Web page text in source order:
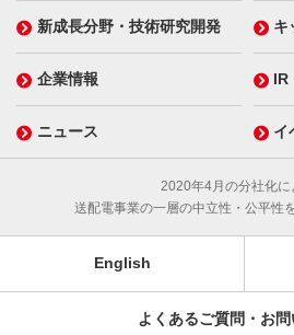
新成長分野・技術研究開発 キ
企業情報 IR
ニュース イ
2020年4月の分社化に
送配電事業の一層の中立性・公平性
English
よくあるご質問・お